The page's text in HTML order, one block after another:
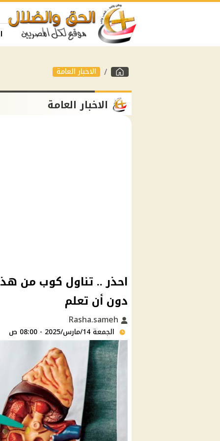
الاخبار العامة
الاخبار العامة
احذر .. تناول كوب من
دون أن تعلم
الجمعة 14/مارس/2025 - 08:00 ص